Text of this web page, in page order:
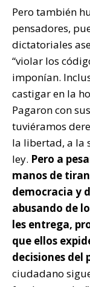
Pero también
pensadores,
dictatoriales
“violar los
imponían.
castigar en la
Pagaron con
tuviéramos
la libertad, a la
ley. Pero a
manos de
democracia y
abusando de
les entrega,
que ellos
decisiones del
ciudadano